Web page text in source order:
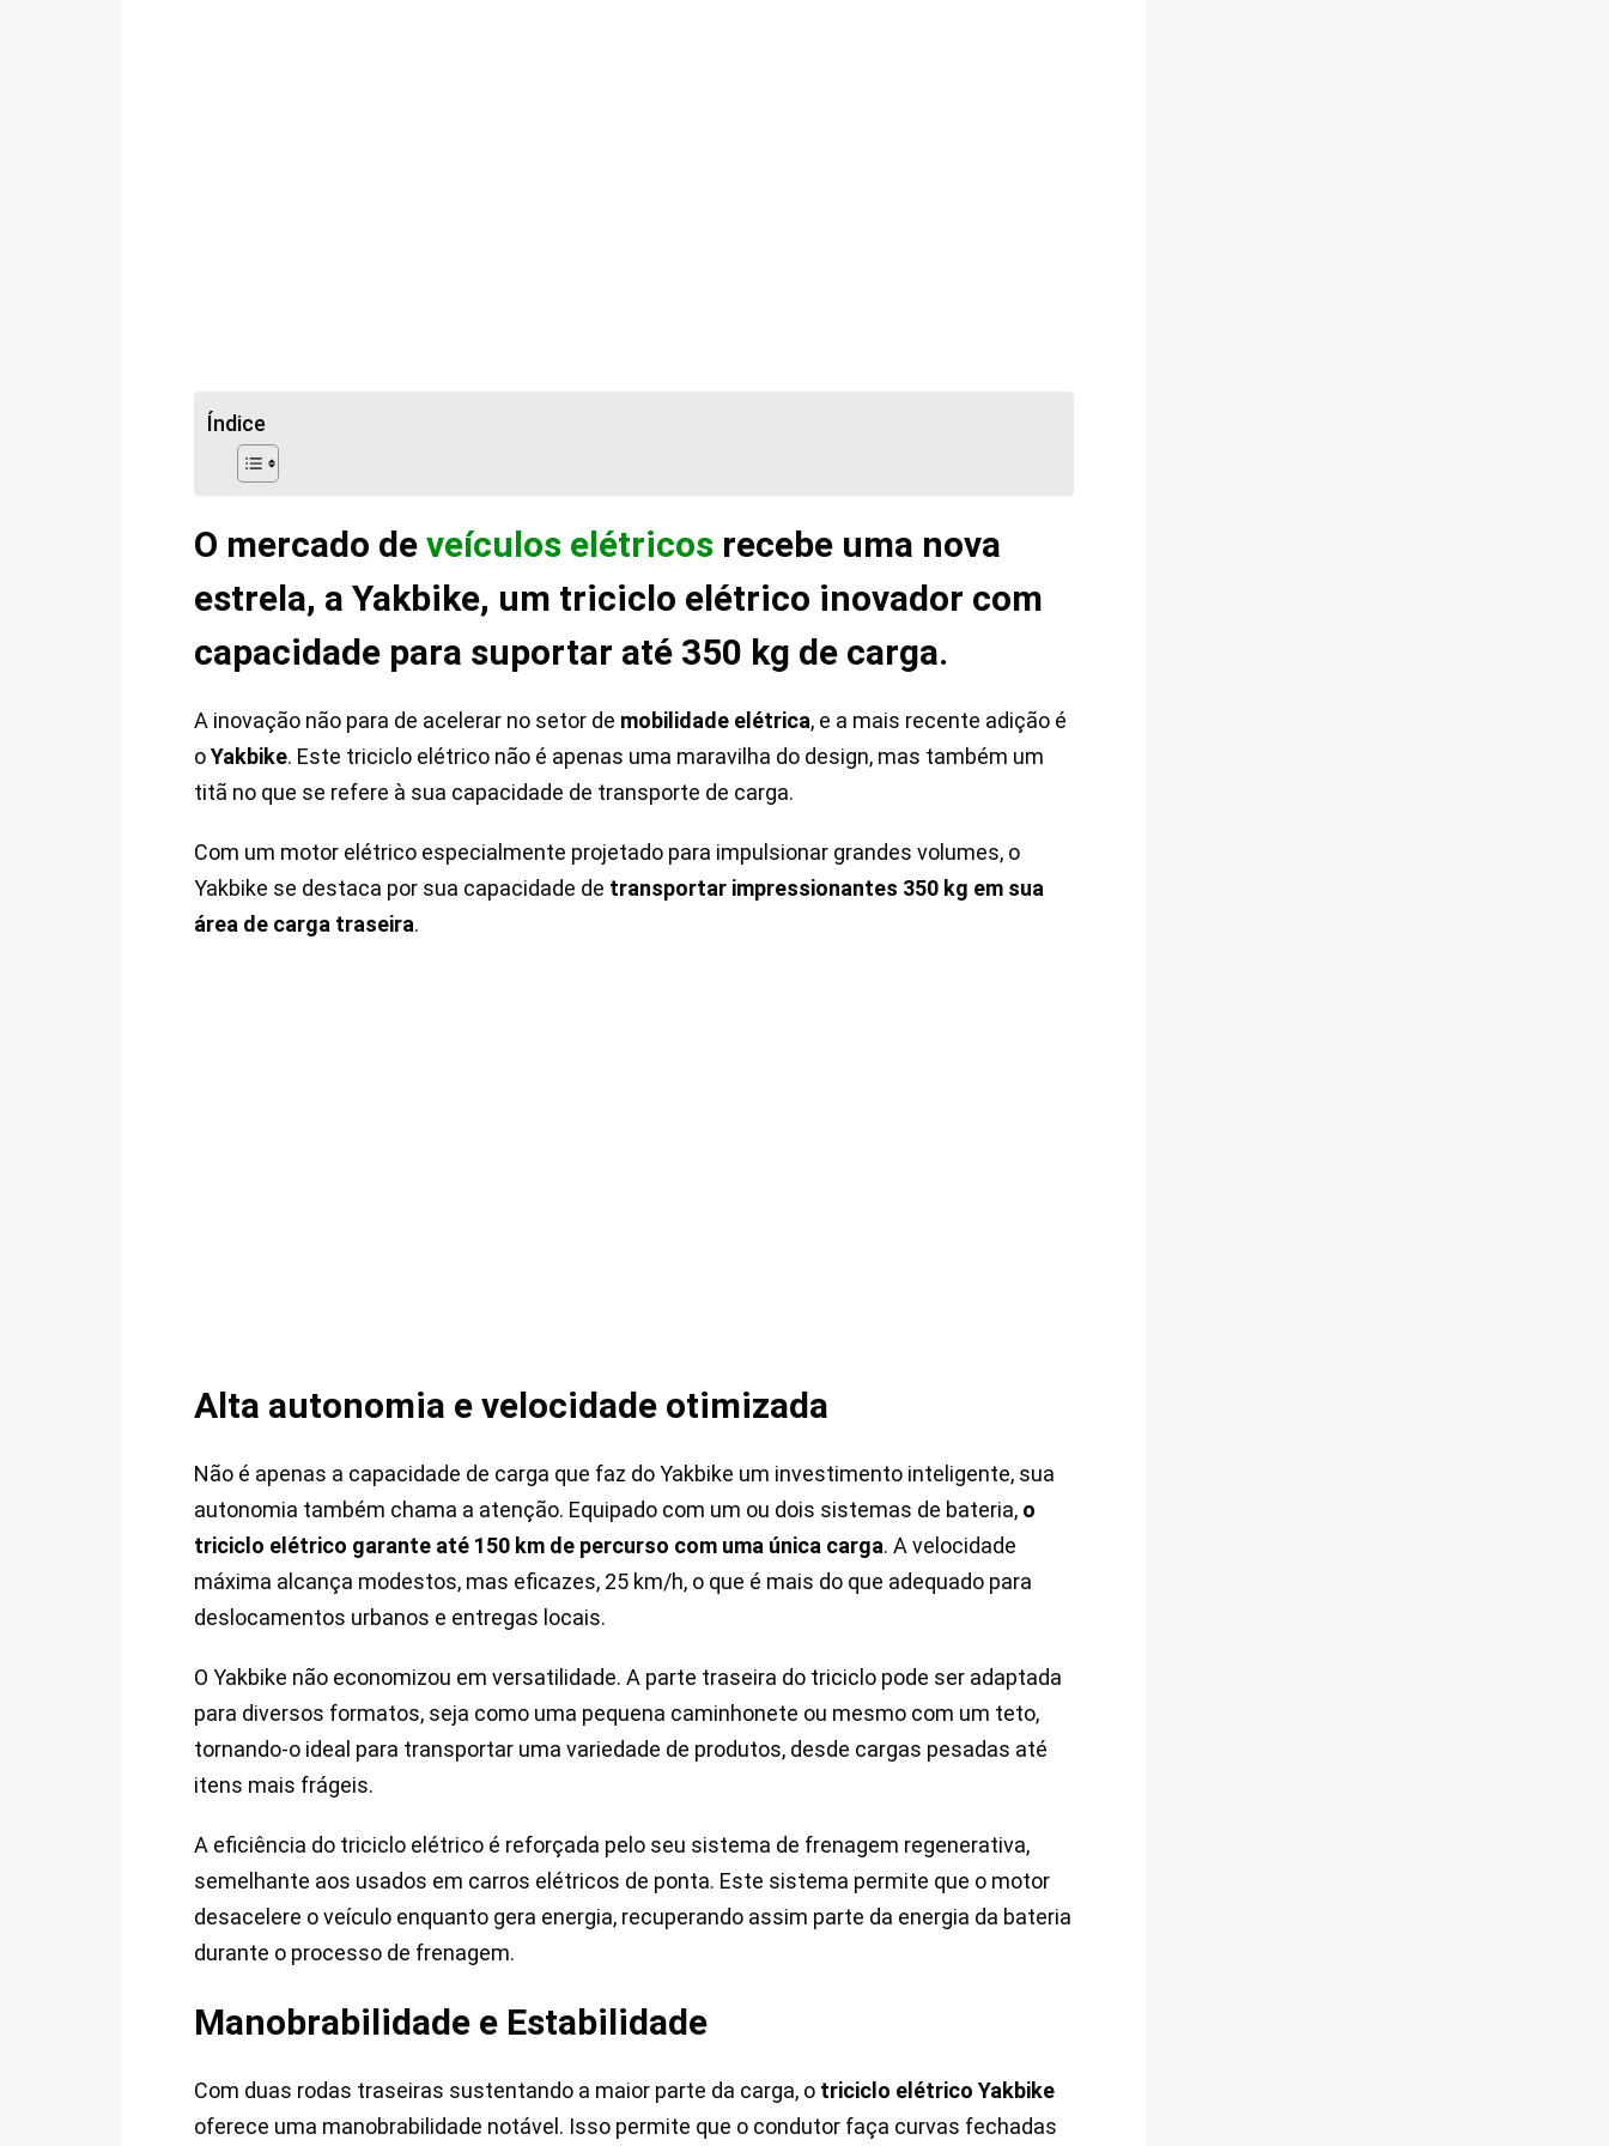
Índice
O mercado de veículos elétricos recebe uma nova
estrela, a Yakbike, um triciclo elétrico inovador com
capacidade para suportar até 350 kg de carga.
A inovação não para de acelerar no setor de mobilidade elétrica, e a mais recente adição é
oYakbike. Este triciclo elétrico não é apenas uma maravilha do design, mas também um
titã no que se refere à sua capacidade de transporte de carga.
Com um motor elétrico especialmente projetado para impulsionar grandes volumes, o
Yakbike se destaca por sua capacidade de transportar impressionantes 350 kg em sua
área de carga traseira.
Alta autonomia e velocidade otimizada
Não é apenas a capacidade de carga que faz do Yakbike um investimento inteligente, sua
autonomia também chama a atenção. Equipado com um ou dois sistemas de bateria, o
triciclo elétrico garante até 150 km de percurso com uma única carga. A velocidade
máxima alcança modestos, mas eficazes, 25 km/h, o que é mais do que adequado para
deslocamentos urbanos e entregas locais.
O Yakbike não economizou em versatilidade. A parte traseira do triciclo pode ser adaptada
para diversos formatos, seja como uma pequena caminhonete ou mesmo com um teto,
tornando-o ideal para transportar uma variedade de produtos, desde cargas pesadas até
itens mais frágeis.
A eficiência do triciclo elétrico é reforçada pelo seu sistema de frenagem regenerativa,
semelhante aos usados em carros elétricos de ponta. Este sistema permite que o motor
desacelere o veículo enquanto gera energia, recuperando assim parte da energia da bateria
durante o processo de frenagem.
Manobrabilidade e Estabilidade
Com duas rodas traseiras sustentando a maior parte da carga, o triciclo elétrico Yakbike
oferece uma manobrabilidade notável. Isso permite que o condutor faça curvas fechadas